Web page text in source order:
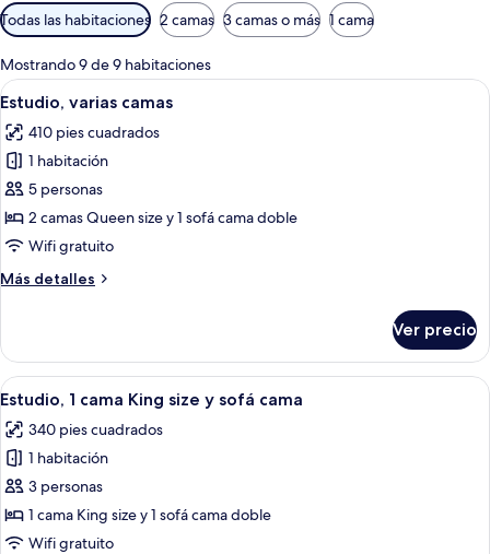
Filtros
disponibles
para
las
habitaciones
Todas las habitaciones 2 camas 3 camas o más 1 cama
Mostrando 9 de 9 habitaciones
Abrir
todas
las
fotos
de
Estudio,
varias
Habitación de hotel con dos camas,
8
Estudio, varias camas
410 pies cuadrados
1 habitación
5 personas
2 camas Queen size y 1 sofá cama doble
Wifi gratuito
Más detalles
Más
varias
camas
Ver precio
Abrir
todas
las
fotos
de
Estudio,
1
Habitación de hotel moderna con
8
Estudio, 1 cama King size y sofá cama
340 pies cuadrados
1 habitación
3 personas
1 cama King size y 1 sofá cama doble
Wifi gratuito